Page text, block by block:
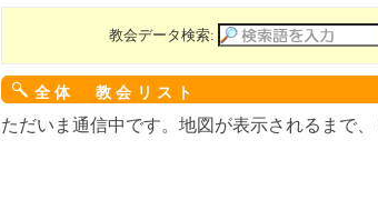
教会データ検索:
全体 教会リスト
ただいま通信中です。地図が表示されるまで、